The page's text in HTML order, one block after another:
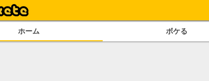
ホーム ボケる